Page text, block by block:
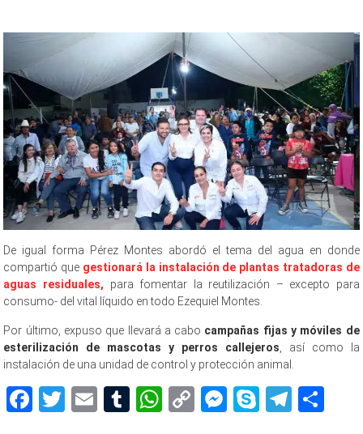
De igual forma Pérez Montes abordó el tema del agua en donde
compartió que gestionará la instalación de plantas tratadoras de
aguas residuales, para fomentar la reutilización – excepto para
consumo- del vital líquido en todo Ezequiel Montes.
Por último, expuso que llevará a cabo campañas fijas y móviles de
esterilización de mascotas y perros callejeros , así como la
instalación de una unidad de control y protección animal.
Facebook
Twitter
EmailTumblr
WhatsApp
CopyMessenger
Skype